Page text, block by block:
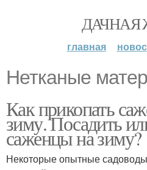
ДАЧНАЯ
главная
Нетканые
Как прикопать
зиму. Посадить
саженцы на зиму?
Некоторые опытные